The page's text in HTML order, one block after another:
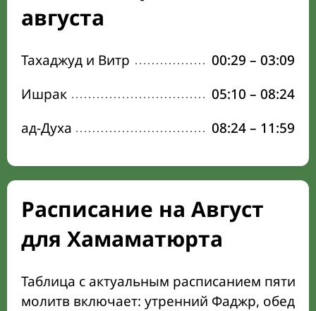
августа
Тахаджуд и Витр 00:29 – 03:09
Ишрак
05:10 – 08:24
ад-Духа
08:24– 11:59
Расписание на Август
для Хамаматюрта
Таблица с актуальным расписанием пяти
молитв включает: утренний Фаджр,